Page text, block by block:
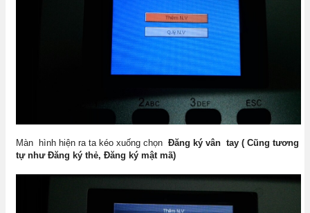
Màn hình hiện ra ta kéo xuống chọnĐăng ký vân tay ( Cũng tương
tự như Đăng ký thẻ, Đăng ký mật mã)